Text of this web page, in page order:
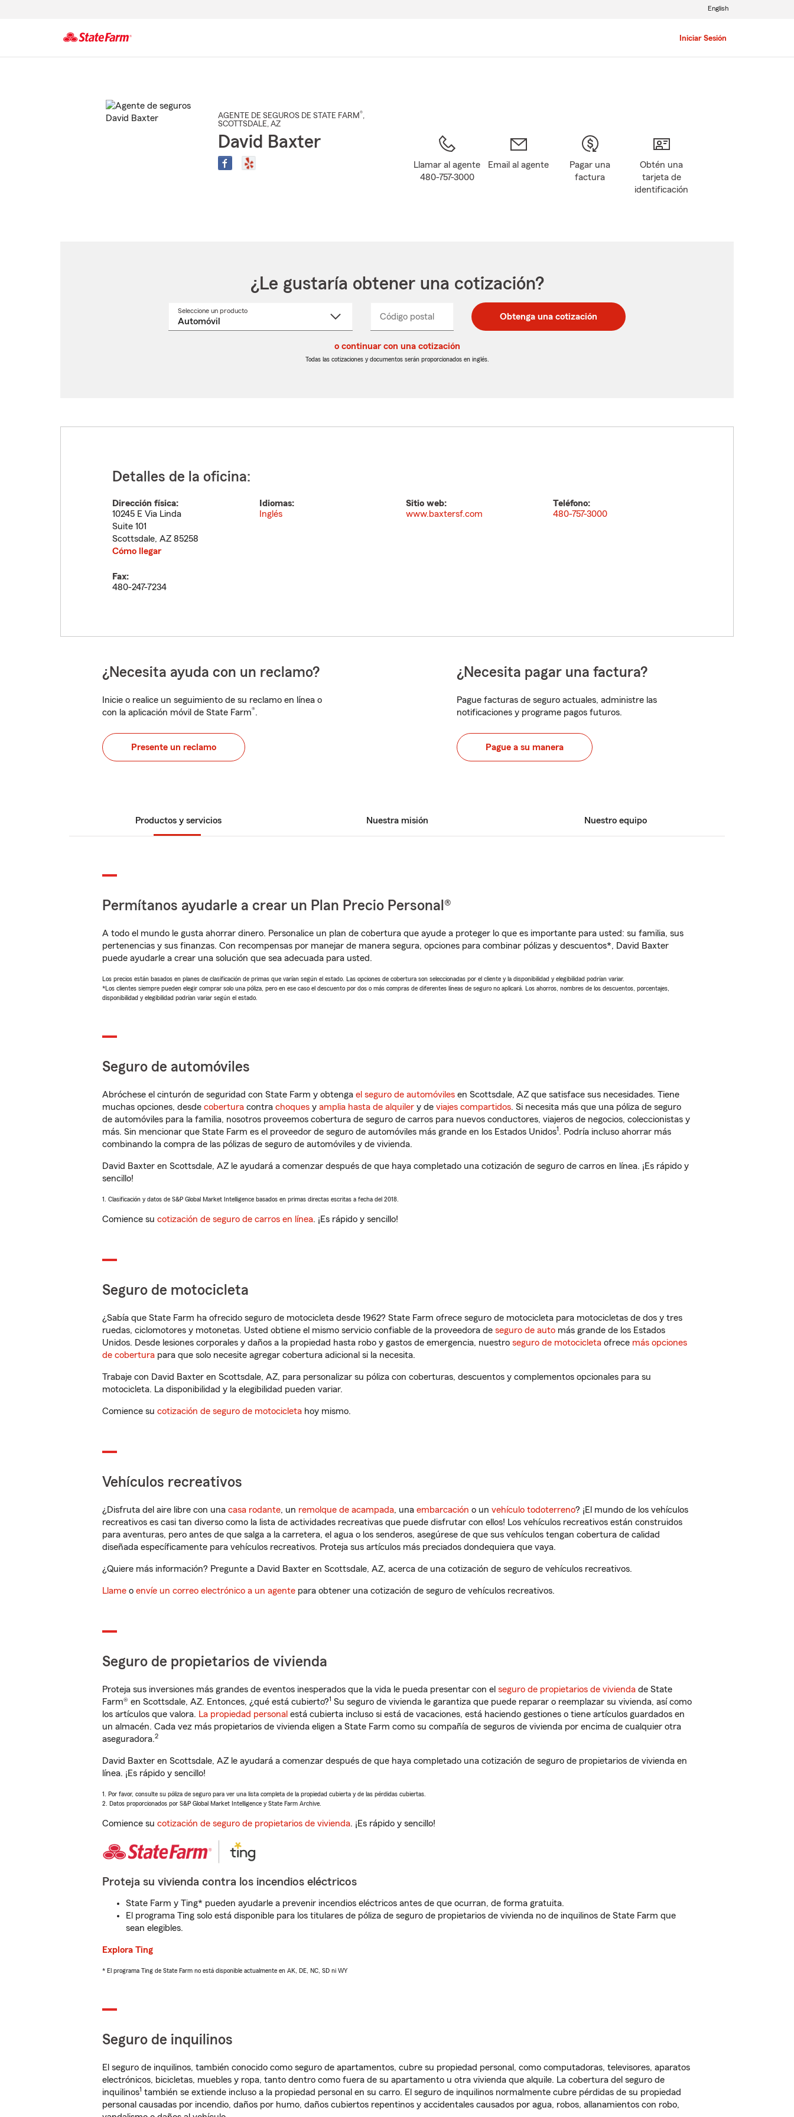
Iniciar Sesión
English
AGENTE DE SEGUROS DE STATE FARM®,
SCOTTSDALE, AZ
David Baxter
Llamar al agente
480-757-3000
Email al agente
Pagar una
factura
Obtén una
tarjeta de
identificación
¿Le gustaría obtener una cotización?
Seleccione un productoSeleccione
Código postal
postal
de
postal
de
_____ Obtenga una cotización
o continuar con una cotización
Todas las cotizaciones y documentos serán proporcionados en inglés.
Detalles de la oficina:
Dirección física:
10245 E Via Linda
Suite 101
Scottsdale, AZ 85258
Cómo llegar
Idiomas:
Inglés
Sitio web:
www.baxtersf.com
Teléfono:
480-757-3000
Fax:
480-247-7234
¿Necesita ayuda con un reclamo?
Inicie o realice un seguimiento de su reclamo en línea o
con la aplicación móvil de State Farm®.
Presente un reclamo
¿Necesita pagar una factura?
Pague facturas de seguro actuales, administre las
notificaciones y programe pagos futuros.
Pague a su manera
Productos y servicios Nuestra misión Nuestro equipo
Permítanos ayudarle a crear un Plan Precio Personal®
A todo el mundo le gusta ahorrar dinero. Personalice un plan de cobertura que ayude a proteger lo que es importante para usted: su familia, sus
pertenencias y sus finanzas. Con recompensas por manejar de manera segura, opciones para combinar pólizas y descuentos*, David Baxter
puede ayudarle a crear una solución que sea adecuada para usted.
Los precios están basados en planes de clasificación de primas que varían según el estado. Las opciones de cobertura son seleccionadas por el cliente y la disponibilidad y elegibilidad podrían variar.
*Los clientes siempre pueden elegir comprar solo una póliza, pero en ese caso el descuento por dos o más compras de diferentes líneas de seguro no aplicará. Los ahorros, nombres de los descuentos, porcentajes,
disponibilidad y elegibilidad podrían variar según el estado.
Seguro de automóviles
Abróchese el cinturón de seguridad con State Farm y obtenga el seguro de automóviles en Scottsdale, AZ que satisface sus necesidades. Tiene
muchas opciones, desde cobertura contra choques y amplia hasta de alquiler y de viajes compartidos. Si necesita más que una póliza de seguro
de automóviles para la familia, nosotros proveemos cobertura de seguro de carros para nuevos conductores, viajeros de negocios, coleccionistas y
más. Sin mencionar que State Farm es el proveedor de seguro de automóviles más grande en los Estados Unidos1. Podría incluso ahorrar más
combinando la compra de las pólizas de seguro de automóviles y de vivienda.
David Baxter en Scottsdale, AZ le ayudará a comenzar después de que haya completado una cotización de seguro de carros en línea. ¡Es rápido y
sencillo!
1. Clasificación y datos de S&P Global Market Intelligence basados en primas directas escritas a fecha del 2018.
Comience su cotización de seguro de carros en línea. ¡Es rápido y sencillo!
Seguro de motocicleta
¿Sabía que State Farm ha ofrecido seguro de motocicleta desde 1962? State Farm ofrece seguro de motocicleta para motocicletas de dos y tres
ruedas, ciclomotores y motonetas. Usted obtiene el mismo servicio confiable de la proveedora de seguro de auto más grande de los Estados
Unidos. Desde lesiones corporales y daños a la propiedad hasta robo y gastos de emergencia, nuestro seguro de motocicleta ofrece más opciones
de cobertura para que solo necesite agregar cobertura adicional si la necesita.
Trabaje con David Baxter en Scottsdale, AZ, para personalizar su póliza con coberturas, descuentos y complementos opcionales para su
motocicleta. La disponibilidad y la elegibilidad pueden variar.
Comience su cotización de seguro de motocicleta hoy mismo.
Vehículos recreativos
¿Disfruta del aire libre con una casa rodante, un remolque de acampada, una embarcación o un vehículo todoterreno? ¡El mundo de los vehículos
recreativos es casi tan diverso como la lista de actividades recreativas que puede disfrutar con ellos! Los vehículos recreativos están construidos
para aventuras, pero antes de que salga a la carretera, el agua o los senderos, asegúrese de que sus vehículos tengan cobertura de calidad
diseñada específicamente para vehículos recreativos. Proteja sus artículos más preciados dondequiera que vaya.
¿Quiere más información? Pregunte a David Baxter en Scottsdale, AZ, acerca de una cotización de seguro de vehículos recreativos.
Llame o envíe un correo electrónico a un agente para obtener una cotización de seguro de vehículos recreativos.
Seguro de propietarios de vivienda
Proteja sus inversiones más grandes de eventos inesperados que la vida le pueda presentar con el seguro de propietarios de vivienda de State
Farm® en Scottsdale, AZ. Entonces, ¿qué está cubierto?1 Su seguro de vivienda le garantiza que puede reparar o reemplazar su vivienda, así como
los artículos que valora. La propiedad personal está cubierta incluso si está de vacaciones, está haciendo gestiones o tiene artículos guardados en
un almacén. Cada vez más propietarios de vivienda eligen a State Farm como su compañía de seguros de vivienda por encima de cualquier otra
aseguradora.2
David Baxter en Scottsdale, AZ le ayudará a comenzar después de que haya completado una cotización de seguro de propietarios de vivienda en
línea. ¡Es rápido y sencillo!
1. Por favor, consulte su póliza de seguro para ver una lista completa de la propiedad cubierta y de las pérdidas cubiertas.
2. Datos proporcionados por S&P Global Market Intelligence y State Farm Archive.
Comience su cotización de seguro de propietarios de vivienda. ¡Es rápido y sencillo!
Proteja su vivienda contra los incendios eléctricos
State Farm y Ting* pueden ayudarle a prevenir incendios eléctricos antes de que ocurran, de forma gratuita.
El programa Ting solo está disponible para los titulares de póliza de seguro de propietarios de vivienda no de inquilinos de State Farm que
sean elegibles.
Explora Ting
* El programa Ting de State Farm no está disponible actualmente en AK, DE, NC, SD ni WY
Seguro de inquilinos
El seguro de inquilinos, también conocido como seguro de apartamentos, cubre su propiedad personal, como computadoras, televisores, aparatos
electrónicos, bicicletas, muebles y ropa, tanto dentro como fuera de su apartamento u otra vivienda que alquile. La cobertura del seguro de
inquilinos1 también se extiende incluso a la propiedad personal en su carro. El seguro de inquilinos normalmente cubre pérdidas de su propiedad
personal causadas por incendio, daños por humo, daños cubiertos repentinos y accidentales causados por agua, robos, allanamientos con robo,